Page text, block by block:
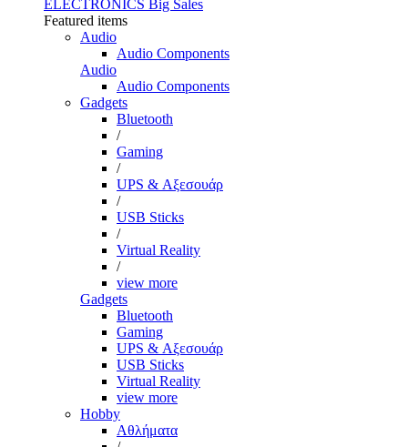
ELECTRONICS Big Sales
Featured items
Audio
Audio Components
Audio
Audio Components
Gadgets
Bluetooth
/
Gaming
/
UPS & Αξεσουάρ
/
USB Sticks
/
Virtual Reality
/
view more
Gadgets
Bluetooth
Gaming
UPS & Αξεσουάρ
USB Sticks
Virtual Reality
view more
Hobby
Αθλήματα